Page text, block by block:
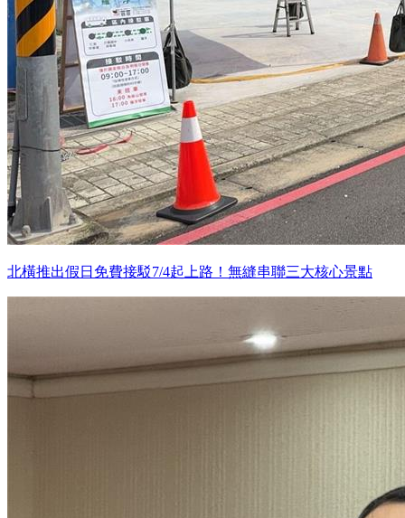
北橫推出假日免費接駁7/4起上路！無縫串聯三大核心景點